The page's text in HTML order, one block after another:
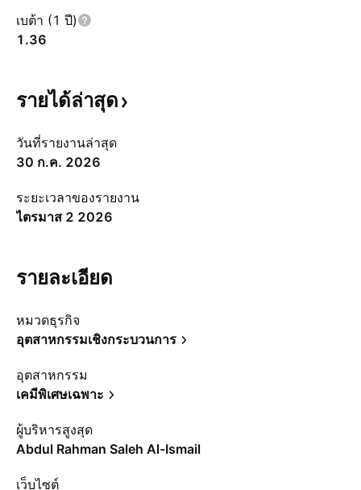
เบต้า (1 ปี)
1.36
รายได้ล่าสุด
วันที่รายงานล่าสุด
30 ก.ค. 2026
ระยะเวลาของรายงาน
ไตรมาส 2 2026
รายละเอียด
หมวดธุรกิจ
อุตสาหกรรมเชิงกระบวนการ
อุตสาหกรรม
เคมีพิเศษเฉพาะ
ผู้บริหารสูงสุด
Abdul Rahman Saleh Al-Ismail
เว็บไซต์